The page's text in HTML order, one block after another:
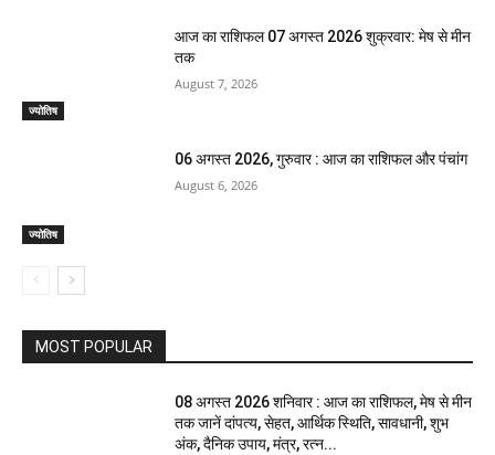
ज्योतिष
आज का राशिफल 07 अगस्त 2026 शुक्रवार: मेष से मीन
तक
August 7, 2026
ज्योतिष
06 अगस्त 2026, गुरुवार : आज का राशिफल और पंचांग
August 6, 2026
MOST POPULAR
08 अगस्त 2026 शनिवार : आज का राशिफल, मेष से मीन
तक जानें दांपत्य, सेहत, आर्थिक स्थिति, सावधानी, शुभ
अंक, दैनिक उपाय, मंत्र, रत्न...